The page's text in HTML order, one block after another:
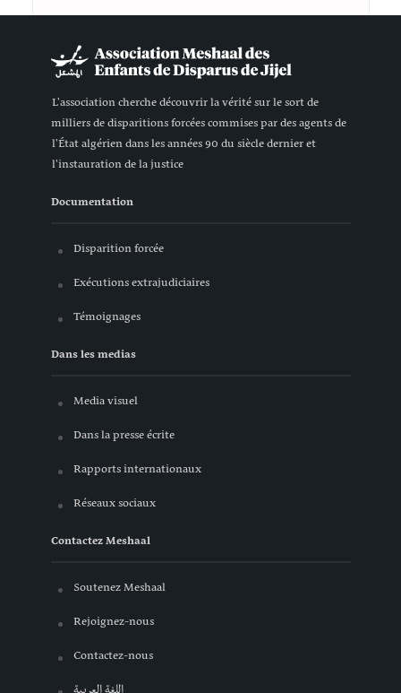
L'association cherche découvrir la vérité sur le sort de
milliers de disparitions forcées commises par des agents de
l'État algérien dans les années 90 du siècle dernier et
l'instauration de la justice
Documentation
Disparition forcée
Exécutions extrajudiciaires
Témoignages
Dans les medias
Media visuel
Dans la presse écrite
Rapports internationaux
Réseaux sociaux
Contactez Meshaal
Soutenez Meshaal
Rejoignez-nous
Contactez-nous